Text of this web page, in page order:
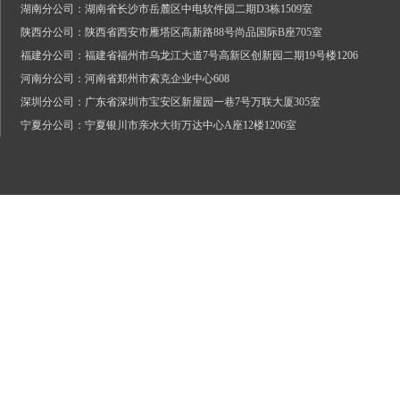
湖南分公司：湖南省长沙市岳麓区中电软件园二期D3栋1509室
陕西分公司：陕西省西安市雁塔区高新路88号尚品国际B座705室
福建分公司：福建省福州市乌龙江大道7号高新区创新园二期19号楼1206
河南分公司：河南省郑州市索克企业中心608
深圳分公司：广东省深圳市宝安区新屋园一巷7号万联大厦305室
宁夏分公司：宁夏银川市亲水大街万达中心A座12楼1206室